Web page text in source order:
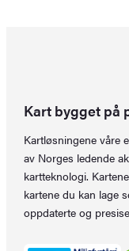
Kart bygget på
Kartløsningene våre
av Norges ledende
kartteknologi.
kartene du kan lage
oppdaterte og